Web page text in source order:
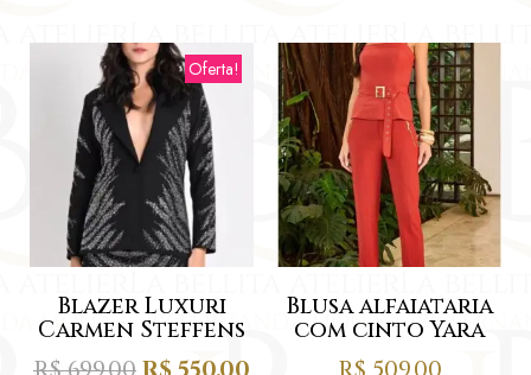
Oferta!
Blazer Luxuri
Carmen Steffens
Blusa alfaiataria
com cinto Yara